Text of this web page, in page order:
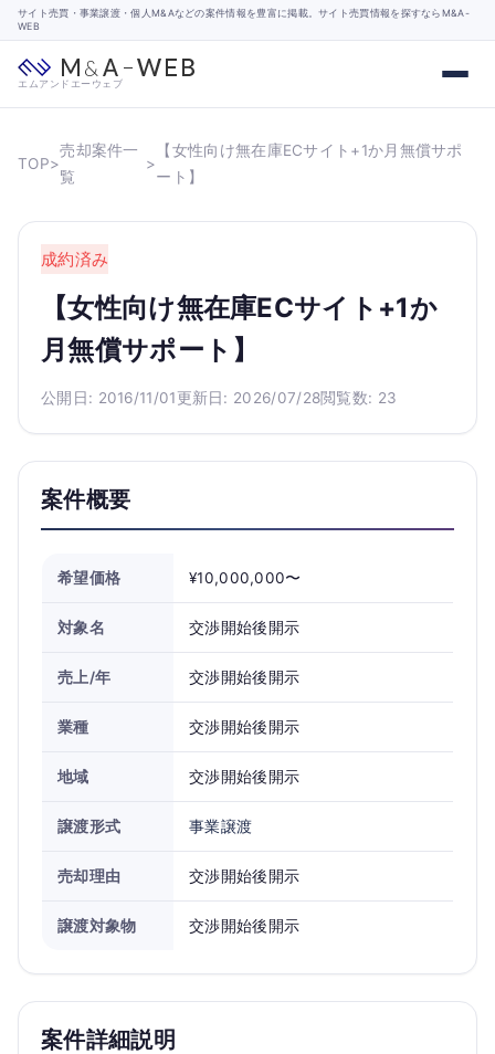
サイト売買・事業譲渡・個人M&Aなどの案件情報を豊富に掲載。サイト売買情報を探すならM&A-
WEB
エムアンドエーウェブ
TOP>
売却案件一
覧
>
【女性向け無在庫ECサイト+1か月無償サポ
ート】
成約済み
【女性向け無在庫ECサイト+1か
月無償サポート】
公開日: 2016/11/01更新日: 2026/07/28閲覧数: 23
案件概要
希望価格 ¥10,000,000〜
対象名 交渉開始後開示
売上/年 交渉開始後開示
業種 交渉開始後開示
地域 交渉開始後開示
譲渡形式 事業譲渡
売却理由 交渉開始後開示
譲渡対象物 交渉開始後開示
案件詳細説明